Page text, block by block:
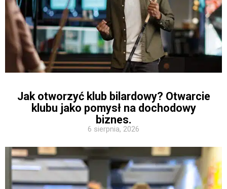
Jak otworzyć klub bilardowy? Otwarcie
klubu jako pomysł na dochodowy
biznes.
6 sierpnia, 2026